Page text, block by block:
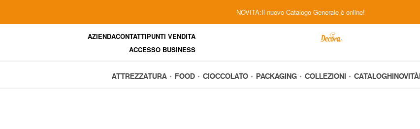
NOVITÀ:Il nuovo Catalogo Generale è online!
AZIENDACONTATTIPUNTI VENDITA
ACCESSO BUSINESS
ATTREZZATURA FOOD CIOCCOLATO PACKAGING COLLEZIONI CATALOGHI NOVITÀ